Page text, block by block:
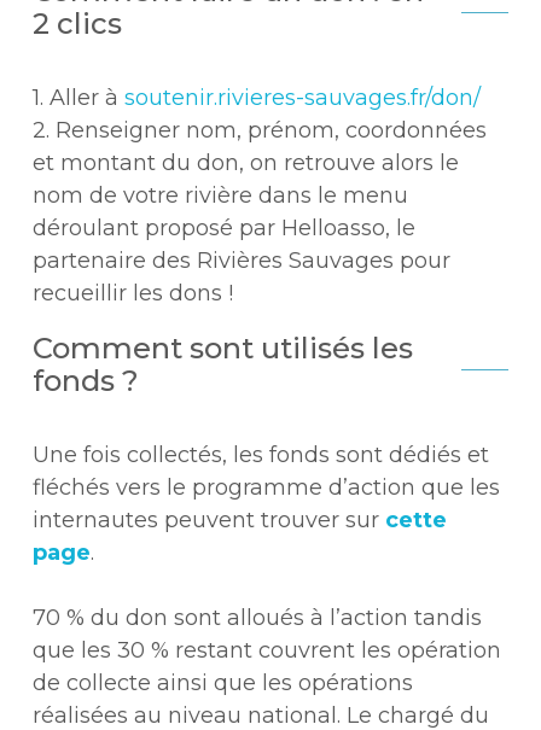
2 clics
1. Aller àsoutenir.rivieres-sauvages.fr/don/
2. Renseigner nom, prénom, coordonnées
et montant du don, on retrouve alors le
nom de votre rivière dans le menu
déroulant proposé par Helloasso, le
partenaire des Rivières Sauvages pour
recueillir les dons !
Comment sont utilisés les
fonds ?
Une fois collectés, les fonds sont dédiés et
fléchés vers le programme d’action que les
internautes peuvent trouver sur cette
page.
70 % du don sont alloués à l’action tandis
que les 30 % restant couvrent les opération
de collecte ainsi que les opérations
réalisées au niveau national. Le chargé du